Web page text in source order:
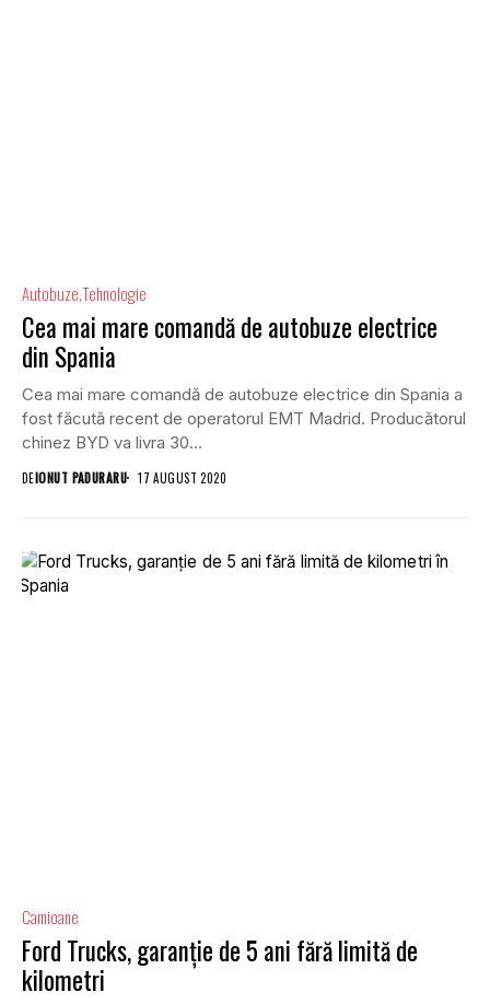
AutobuzeTehnologie
Cea mai mare comandă de autobuze electrice
din Spania
Cea mai mare comandă de autobuze electrice din Spania a
fost făcută recent de operatorul EMT Madrid. Producătorul
chinez BYD va livra 30...
DEIONUT PADURARU 17 AUGUST 2020
Camioane
Ford Trucks, garanție de 5 ani fără limită de
kilometri